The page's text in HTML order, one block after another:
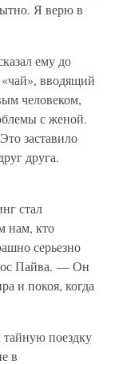
Я верю в
ему до
вводящий
человеком,
с женой.
заставило
друга.
стал
нам, кто
серьезно
Пайва. — Он
и покоя, когда
тайную поездку
в